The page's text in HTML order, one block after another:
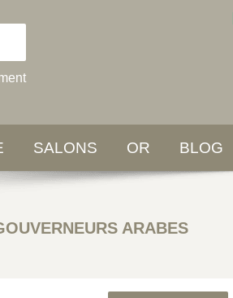
SALONS OR BLOG
ARABES